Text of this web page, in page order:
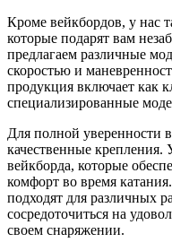
Кроме вейкбордов, у нас
которые подарят вам
предлагаем различные
скоростью и
продукция включает как
специализированные
Для полной уверенности
качественные крепления.
вейкборда, которые
комфорт во время
подходят для различных
сосредоточиться на
своем снаряжении.